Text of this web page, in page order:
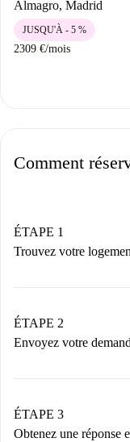
Almagro, Madrid
2309 €/mois
JUSQU'À - 5 %
Comment
ÉTAPE 1
Trouvez votre
Vous disposez à
nécessaires.
ÉTAPE 2
Envoyez votre
Nous ne vous
n’aura pas
ÉTAPE 3
Obtenez une réponse